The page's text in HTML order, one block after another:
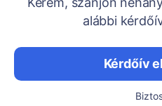
alábbi
Kérdőív